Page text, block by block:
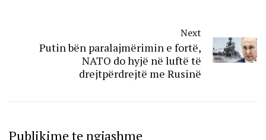
Next
Putin bën paralajmërimin e fortë,
NATO do hyjë në luftë të
drejtpërdrejtë me Rusinë
Publikime te ngjashme